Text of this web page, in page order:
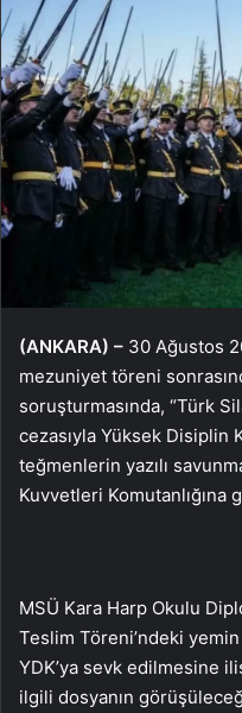
(ANKARA) – 30 Ağustos
mezuniyet töreni
soruşturmasında, “Türk
cezasıyla Yüksek Disiplin
teğmenlerin yazılı
Kuvvetleri Komutanlığına
MSÜ Kara Harp Okulu
Teslim Töreni’ndeki
YDK’ya sevk edilmesine
ilgili dosyanın